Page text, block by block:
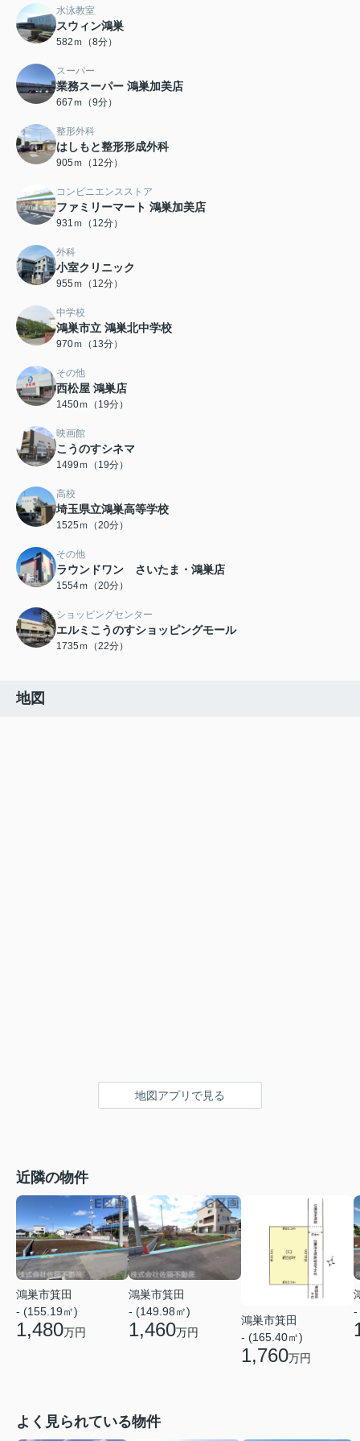
水泳教室
スウィン鴻巣
582ｍ（8分）
スーパー
業務スーパー 鴻巣加美店
667ｍ（9分）
整形外科
はしもと整形形成外科
905ｍ（12分）
コンビニエンスストア
ファミリーマート 鴻巣加美店
931ｍ（12分）
外科
小室クリニック
955ｍ（12分）
中学校
鴻巣市立 鴻巣北中学校
970ｍ（13分）
その他
西松屋 鴻巣店
1450ｍ（19分）
映画館
こうのすシネマ
1499ｍ（19分）
高校
埼玉県立鴻巣高等学校
1525ｍ（20分）
その他
ラウンドワン さいたま・鴻巣店
1554ｍ（20分）
ショッピングセンター
エルミこうのすショッピングモール
1735ｍ（22分）
地図
地図アプリで見る
近隣の物件
鴻巣市箕田
- (155.19㎡)
1,480万円
鴻巣市箕田
- (149.98㎡)
1,460万円
鴻巣市箕田
- (165.40㎡)
1,760万円
-
よく見られている物件